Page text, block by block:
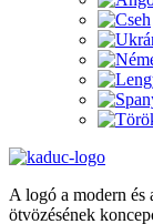
A logó a modern és
ötvözésének